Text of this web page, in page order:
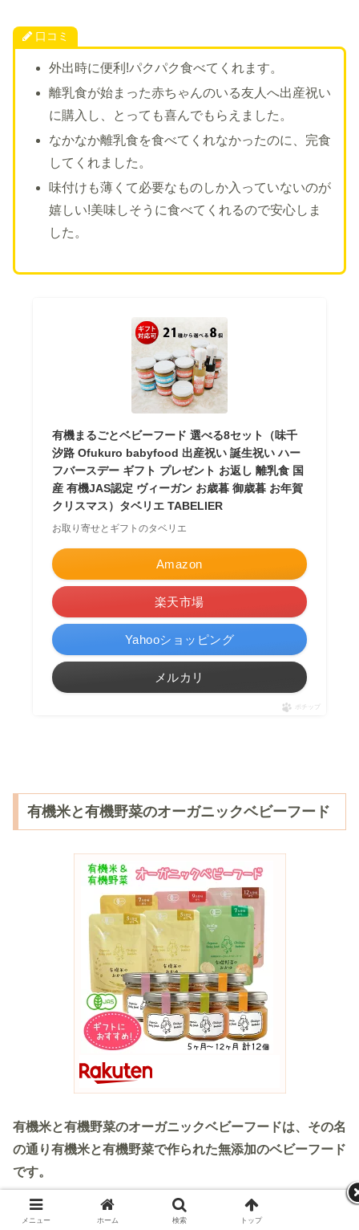
口コミ
外出時に便利!パクパク食べてくれます。
離乳食が始まった赤ちゃんのいる友人へ出産祝い
に購入し、とっても喜んでもらえました。
なかなか離乳食を食べてくれなかったのに、完食
してくれました。
味付けも薄くて必要なものしか入っていないのが
嬉しい!美味しそうに食べてくれるので安心しま
した。
有機まるごとベビーフード 選べる8セット（味千
汐路 Ofukuro babyfood 出産祝い 誕生祝い ハー
フバースデー ギフト プレゼント お返し 離乳食 国
産 有機JAS認定 ヴィーガン お歳暮 御歳暮 お年賀
クリスマス）タベリエ TABELIER
お取り寄せとギフトのタベリエ
Amazon
楽天市場
Yahooショッピング
メルカリ
ポチップ
有機米と有機野菜のオーガニックベビーフード
有機米と有機野菜のオーガニックベビーフードは、その名
の通り有機米と有機野菜で作られた無添加のベビーフード
です。
こだわりポイントは、旬の野菜を使用して手作り離乳食の
メニュー ホーム 検索 トップ